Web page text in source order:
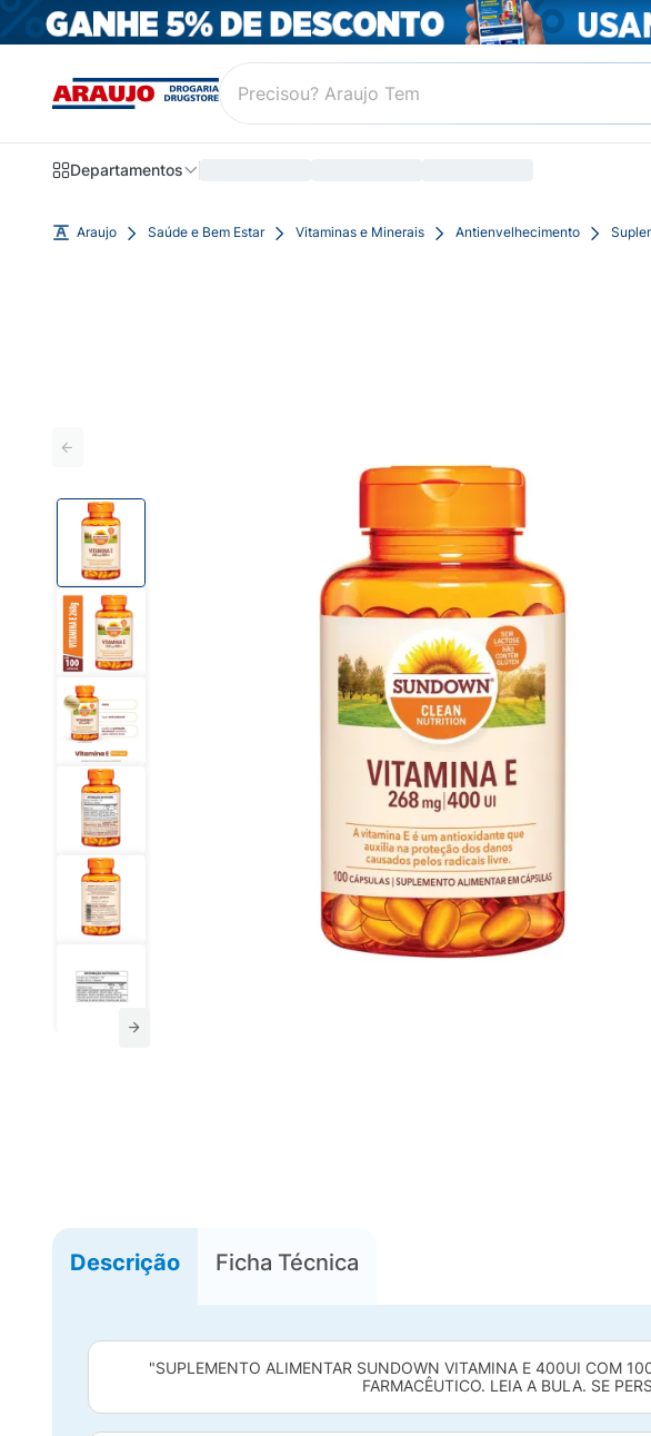
Departamentos
Araujo Saúde e Bem Estar Vitaminas e Minerais Antienvelhecimento
Descrição Ficha Técnica
"SUPLEMENTO ALIMENTAR SUNDOWN VITAMINA E 400UI COM
FARMACÊUTICO. LEIA A BULA. SE